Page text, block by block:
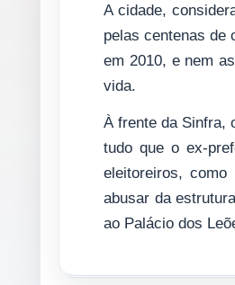
A cidade,
pelas centenas de
em 2010, e nem
vida.
À frente da Sinfra,
tudo que o ex-
eleitoreiros,
abusar da
ao Palácio dos